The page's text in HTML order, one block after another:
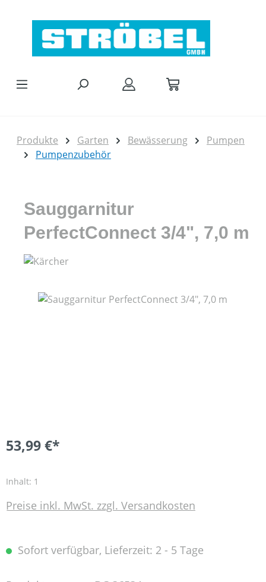
Produkte Garten Bewässerung
Pumpen
Pumpenzubehör
Sauggarnitur
PerfectConnect 3/4", 7,0 m
Bildergalerie überspringen
53,99 €*
Inhalt: 1
Preise inkl. MwSt. zzgl. Versandkosten
Sofort verfügbar, Lieferzeit: 2 - 5 Tage